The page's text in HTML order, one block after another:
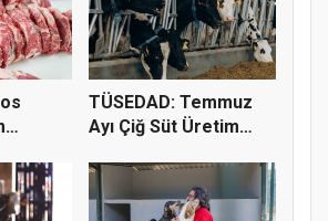
TÜSEDAD: Temmuz
Ayı Çiğ Süt Üretim